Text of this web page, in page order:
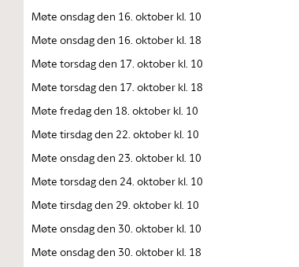
Møte onsdag den 16. oktober kl. 10
Møte onsdag den 16. oktober kl. 18
Møte torsdag den 17. oktober kl. 10
Møte torsdag den 17. oktober kl. 18
Møte fredag den 18. oktober kl. 10
Møte tirsdag den 22. oktober kl. 10
Møte onsdag den 23. oktober kl. 10
Møte torsdag den 24. oktober kl. 10
Møte tirsdag den 29. oktober kl. 10
Møte onsdag den 30. oktober kl. 10
Møte onsdag den 30. oktober kl. 18